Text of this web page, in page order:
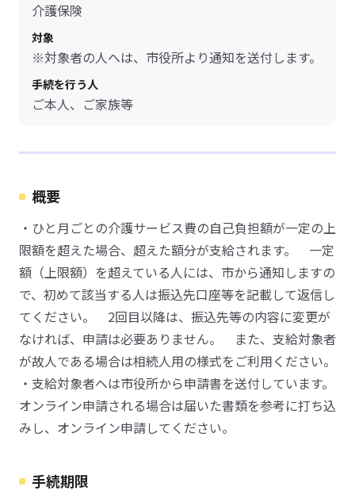
介護保険
対象
※対象者の人へは、市役所より通知を送付します。
手続を行う人
ご本人、ご家族等
概要
・ひと月ごとの介護サービス費の自己負担額が一定の上
限額を超えた場合、超えた額分が支給されます。 一定
額（上限額）を超えている人には、市から通知しますの
で、初めて該当する人は振込先口座等を記載して返信し
てください。 2回目以降は、振込先等の内容に変更が
なければ、申請は必要ありません。 また、支給対象者
が故人である場合は相続人用の様式をご利用ください。
・支給対象者へは市役所から申請書を送付しています。
オンライン申請される場合は届いた書類を参考に打ち込
みし、オンライン申請してください。
手続期限